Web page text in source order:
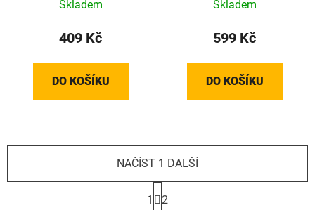
Skladem
409 Kč
DO KOŠÍKU
Skladem
599 Kč
DO KOŠÍKU
NAČÍST 1 DALŠÍ
S
t
1 2